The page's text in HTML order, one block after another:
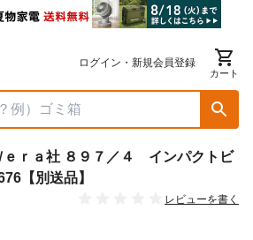
ログイン・新規会員登録
カート
ｅｒａ社 ８９７／４ インパクトビ
【別送品】
レビューを書く